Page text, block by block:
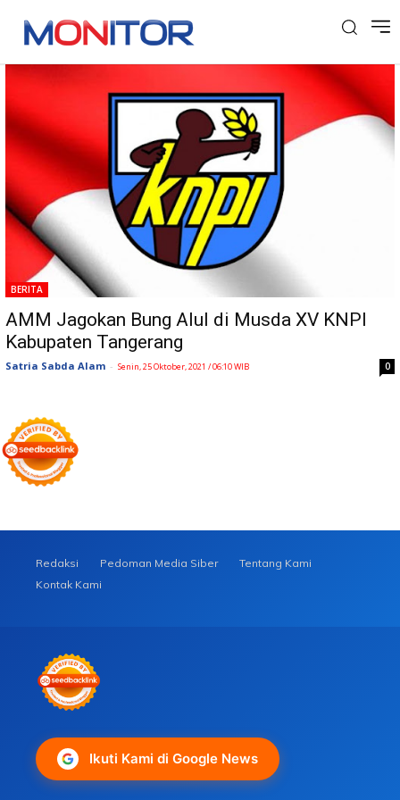
Tag: DPD KNPI
BERITA
AMM Jagokan Bung Alul di Musda XV KNPI
Kabupaten Tangerang
Satria Sabda Alam - Senin, 25 Oktober, 2021 / 06:10 WIB 0
Redaksi Pedoman Media Siber
Tentang Kami
Kontak Kami
Ikuti Kami di Google News